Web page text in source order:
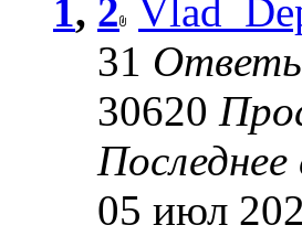
1, 2
31
30620
05 июл